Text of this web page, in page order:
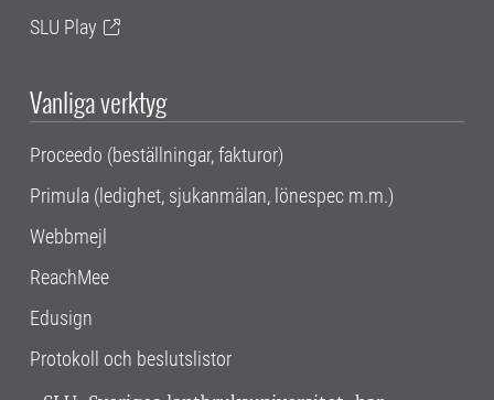
SLU Play
Vanliga verktyg
Proceedo (beställningar, fakturor)
Primula (ledighet, sjukanmälan, lönespec m.m.)
Webbmejl
ReachMee
Edusign
Protokoll och beslutslistor